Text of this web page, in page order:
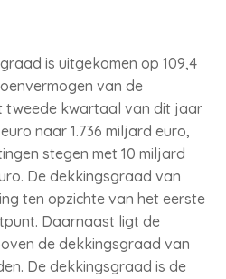
is uitgekomen op 109,4
van de
tweede kwartaal van dit jaar
naar 1.736 miljard euro,
stegen met 10 miljard
De dekkingsgraad van
ten opzichte van het eerste
Daarnaast ligt de
de dekkingsgraad van
De dekkingsgraad is de